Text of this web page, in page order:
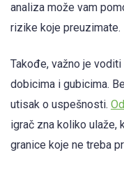
analiza može vam
rizike koje preuzimate.
Takođe, važno je
dobicima i gubicima.
utisak o uspešnosti.
igrač zna koliko ulaže,
granice koje ne treba